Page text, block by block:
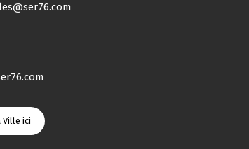
ici